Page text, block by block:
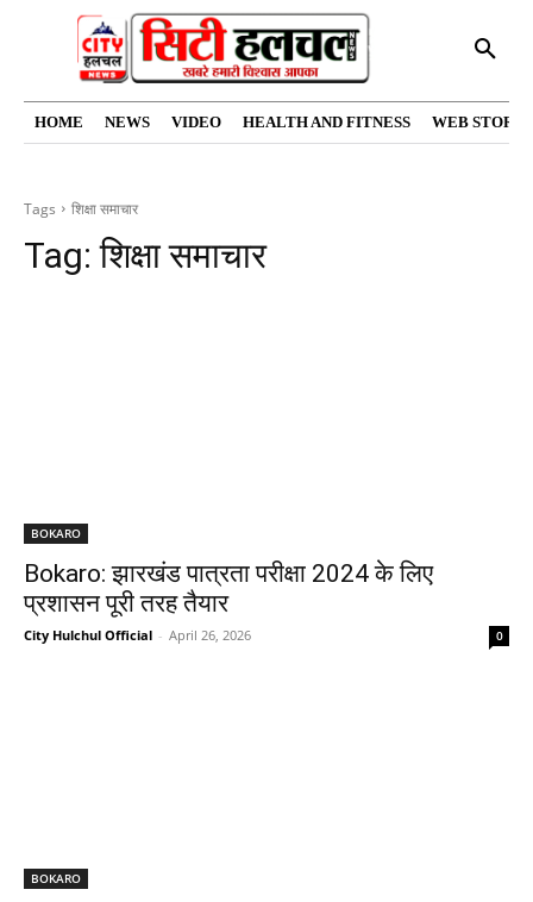
HOME NEWS VIDEO HEALTH AND FITNESS WEB
Tags शिक्षा समाचार
Tag:शिक्षा समाचार
BOKARO
Bokaro: झारखंड पात्रता परीक्षा 2024 के लिए
प्रशासन पूरी तरह तैयार
City Hulchul Official - April 26, 2026 0
BOKARO